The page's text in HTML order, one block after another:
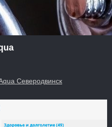
Северодвинск